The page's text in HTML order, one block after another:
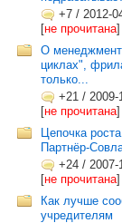
+7 / 2012-
[не прочитана]
О
циклах",
только...
+21 / 2009-
[не прочитана]
Цепочка
Партнёр-
+24 / 2007-
[не прочитана]
Как лучше
учредителям